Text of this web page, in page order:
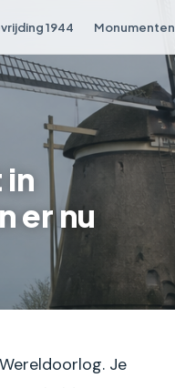
1944 Monumenten
er nu
Je